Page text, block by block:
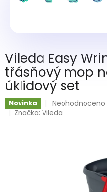
Vileda Easy
třásňový mop
úklidový set
Novinka
Průměrné
hodnocení
hvězdiček.
Neohodnoceno
Značka:Vileda